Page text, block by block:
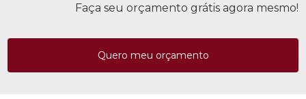
Faça seu orçamento grátis agora mesmo!
Quero meu orçamento